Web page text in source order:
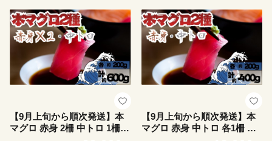
【9月上旬から順次発送】本
マグロ 赤身 2柵 中トロ 1柵
【9月上旬から順次発送】本
マグロ 赤身 中トロ 各1柵 セ